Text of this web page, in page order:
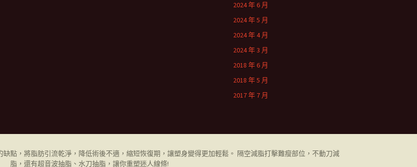
2024 年 6 月
2024 年 5 月
2024 年 4 月
2024 年 3 月
2018 年 6 月
2018 年 5 月
2017 年 7 月
缺點，將脂肪引流乾淨，降低術後不適，縮短恢復期，讓塑身變得更加輕鬆。 隔空減脂打擊難瘦部位，不動刀減
脂，還有超音波抽脂、水刀抽脂，讓你重塑迷人線條!